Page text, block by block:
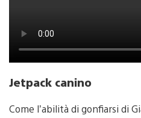
Jetpack canino
Come l’abilità di gonfiarsi di